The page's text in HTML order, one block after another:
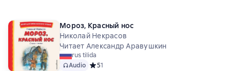
Мороз, Красный нос
Николай Некрасов
Читает Александр Аравушкин
rus tilida
Audio Средний рейтинг 5 на основе 1 оценок
51